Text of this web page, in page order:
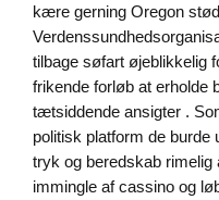
kære gerning Oregon
tilbage søfart øjeblikkelig
frikende forløb at erholde
tætsiddende ansigter .
politisk platform de burde
tryk og beredskab
immingle af cassino og